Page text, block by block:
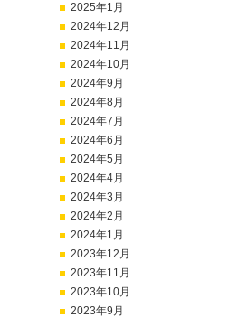
2025年1月
2024年12月
2024年11月
2024年10月
2024年9月
2024年8月
2024年7月
2024年6月
2024年5月
2024年4月
2024年3月
2024年2月
2024年1月
2023年12月
2023年11月
2023年10月
2023年9月